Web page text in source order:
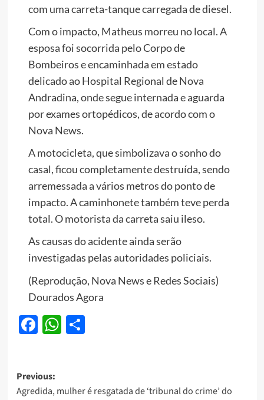
com uma carreta-tanque carregada de diesel.
Com o impacto, Matheus morreu no local. A
esposa foi socorrida pelo Corpo de
Bombeiros e encaminhada em estado
delicado ao Hospital Regional de Nova
Andradina, onde segue internada e aguarda
por exames ortopédicos, de acordo com o
Nova News.
A motocicleta, que simbolizava o sonho do
casal, ficou completamente destruída, sendo
arremessada a vários metros do ponto de
impacto. A caminhonete também teve perda
total. O motorista da carreta saiu ileso.
As causas do acidente ainda serão
investigadas pelas autoridades policiais.
(Reprodução, Nova News e Redes Sociais)
Dourados Agora
Facebook
WhatsApp
Share
Post
Previous:
Agredida, mulher é resgatada de ‘tribunal do crime’ do